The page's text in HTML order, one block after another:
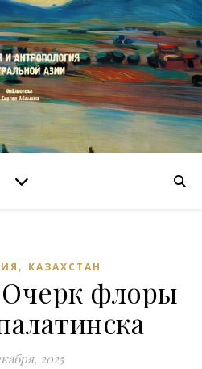
, КАЗАХСТАН
флоры
2025